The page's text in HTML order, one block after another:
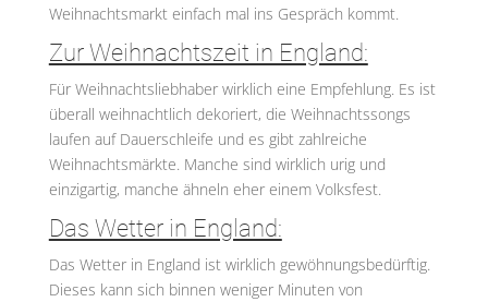
Weihnachtsmarkt einfach mal ins Gespräch kommt.
Zur Weihnachtszeit in England:
Für Weihnachtsliebhaber wirklich eine Empfehlung. Es ist
überall weihnachtlich dekoriert, die Weihnachtssongs
laufen auf Dauerschleife und es gibt zahlreiche
Weihnachtsmärkte. Manche sind wirklich urig und
einzigartig, manche ähneln eher einem Volksfest.
Das Wetter in England:
Das Wetter in England ist wirklich gewöhnungsbedürftig.
Dieses kann sich binnen weniger Minuten von